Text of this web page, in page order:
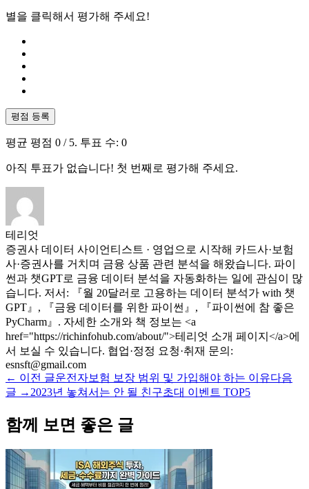
별을 클릭해서 평가해 주세요!
평점 등록
평균 평점 0 / 5. 투표 수: 0
아직 투표가 없습니다! 첫 번째로 평가해 주세요.
테리엇
증권사 데이터 사이언티스트 · 영업으로 시작해 카드사·보험
사·증권사를 거치며 금융 상품 관련 분석을 해왔습니다. 파이
썬과 챗GPT로 금융 데이터 분석을 자동화하는 일에 관심이 많
습니다. 저서: 『월 20달러로 고용하는 데이터 분석가 with 챗
GPT』, 『금융 데이터를 위한 파이썬』, 『파이썬에 참 좋은
PyCharm』. 자세한 소개와 책 정보는 <a
href="https://richinfohub.com/about/">테리엇 소개 페이지</a>에
서 보실 수 있습니다. 협업·정정 요청·취재 문의:
esnsft@gmail.com
← 이전 글운전자보험 보장 범위 및 가입해야 하는 이유다음
글 → 2023년 놓쳐서는 안 될 친구초대 이벤트 TOP5
함께 보면 좋은 글